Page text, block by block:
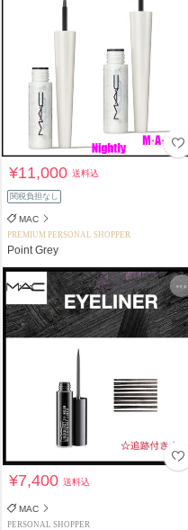
¥11,000送料込
関税負担なし
MAC
PREMIUM PERSONAL SHOPPER
Point Grey
¥7,400送料込
MAC
PERSONAL SHOPPER